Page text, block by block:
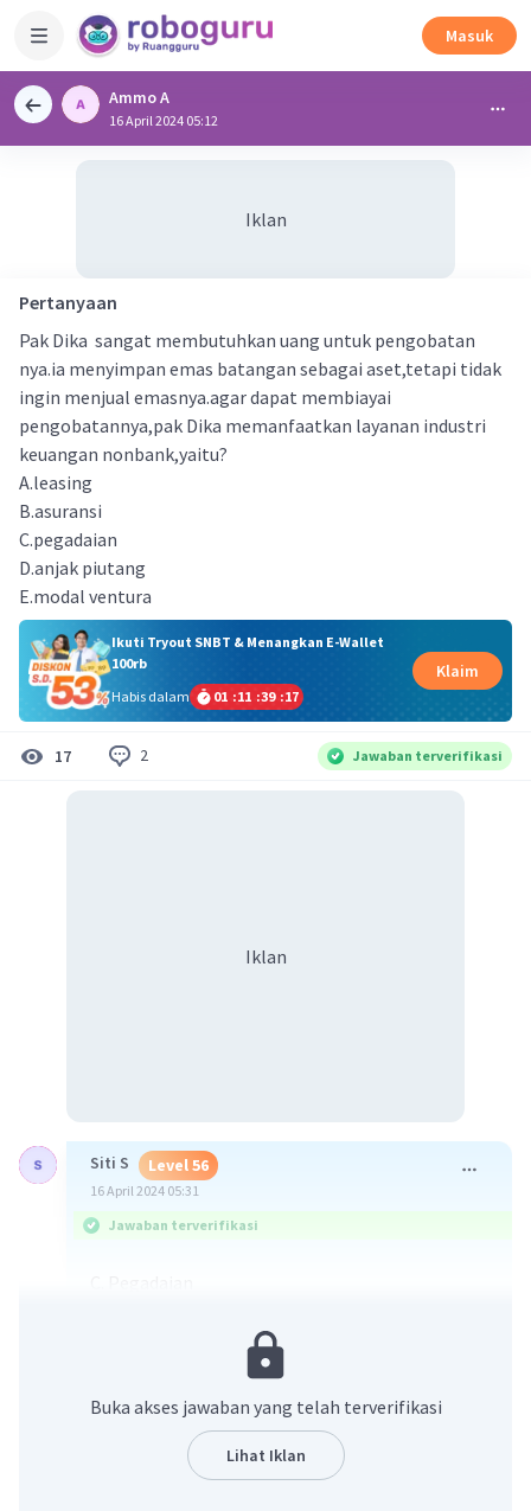
Masuk
Ammo A
16 April 2024 05:12
Iklan
Pertanyaan
Pak Dika sangat membutuhkan uang untuk pengobatan
nya.ia menyimpan emas batangan sebagai aset,tetapi tidak
ingin menjual emasnya.agar dapat membiayai
pengobatannya,pak Dika memanfaatkan layanan industri
keuangan nonbank,yaitu?
A.leasing
B.asuransi
C.pegadaian
D.anjak piutang
E.modal ventura
Ikuti Tryout SNBT & Menangkan E-Wallet
100rb
Habis dalam
01 :11 :39 :16
Klaim
17 2 Jawaban terverifikasi
Iklan
Siti S Level 56
16 April 2024 05:31
Jawaban terverifikasi
Pak Dika memiliki emas batangan sebagai aset,
namun tidak ingin menjualnya. Untuk membiayai
pengobatannya, Pak Dika dapat memanfaatkan
layanan industri keuangan nonbank berupa
Pegadaian adalah lembaga keuangan nonbank
Buka akses jawaban yang telah terverifikasi
Lihat Iklan